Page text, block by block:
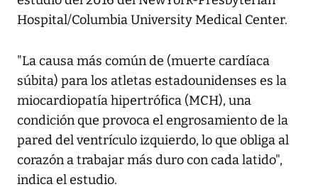
Hospital/Columbia University Medical Center.
"La causa más común de (muerte cardíaca
súbita) para los atletas estadounidenses es la
miocardiopatía hipertrófica (MCH), una
condición que provoca el engrosamiento de la
pared del ventrículo izquierdo, lo que obliga al
corazón a trabajar más duro con cada latido",
indica el estudio.